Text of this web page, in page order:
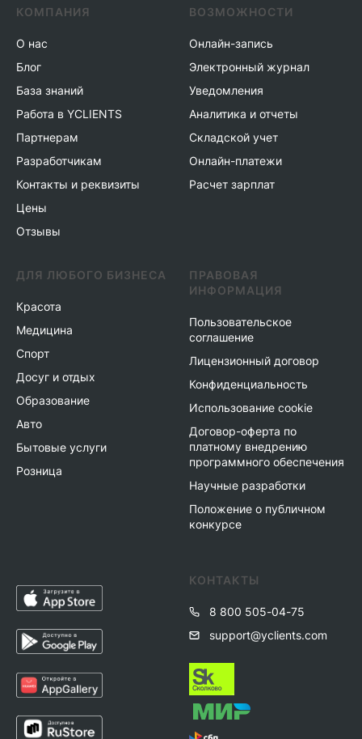
КОНТАКТЫ
8 800 505-04-75
support@yclients.com
КОМПАНИЯ
О нас
Блог
База знаний
Работа в YCLIENTS
Партнерам
Разработчикам
Контакты и реквизиты
Цены
Отзывы
ВОЗМОЖНОСТИ
Онлайн-запись
Электронный журнал
Уведомления
Аналитика и отчеты
Складской учет
Онлайн-платежи
Расчет зарплат
ДЛЯ ЛЮБОГО БИЗНЕСА
Красота
Медицина
Спорт
Досуг и отдых
Образование
Авто
Бытовые услуги
Розница
ПРАВОВАЯ
ИНФОРМАЦИЯ
Пользовательское
соглашение
Лицензионный договор
Конфиденциальность
Использование cookie
Договор-оферта по
платному внедрению
программного обеспечения
Научные разработки
Положение о публичном
конкурсе